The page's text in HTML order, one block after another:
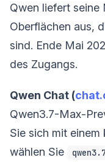
Qwen liefert seine
Oberflächen aus,
sind. Ende Mai
des Zugangs.
Qwen Chat (
Qwen3.7-Max-
Sie sich mit
wählen Sie